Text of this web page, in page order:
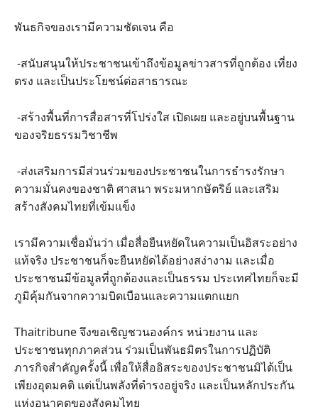
พันธกิจของเรามีความชัดเจน คือ
-สนับสนุนให้ประชาชนเข้าถึงข้อมูลข่าวสารที่ถูกต้อง เที่ยง
ตรง และเป็นประโยชน์ต่อสาธารณะ
-สร้างพื้นที่การสื่อสารที่โปร่งใส เปิดเผย และอยู่บนพื้นฐาน
ของจริยธรรมวิชาชีพ
-ส่งเสริมการมีส่วนร่วมของประชาชนในการธำรงรักษา
ความมั่นคงของชาติ ศาสนา พระมหากษัตริย์ และเสริม
สร้างสังคมไทยที่เข้มแข็ง
เรามีความเชื่อมั่นว่า เมื่อสื่อยืนหยัดในความเป็นอิสระอย่าง
แท้จริง ประชาชนก็จะยืนหยัดได้อย่างสง่างาม และเมื่อ
ประชาชนมีข้อมูลที่ถูกต้องและเป็นธรรม ประเทศไทยก็จะมี
ภูมิคุ้มกันจากความบิดเบือนและความแตกแยก
Thaitribune จึงขอเชิญชวนองค์กร หน่วยงาน และ
ประชาชนทุกภาคส่วน ร่วมเป็นพันธมิตรในการปฏิบัติ
ภารกิจสำคัญครั้งนี้ เพื่อให้สื่ออิสระของประชาชนมิได้เป็น
เพียงอุดมคติ แต่เป็นพลังที่ดำรงอยู่จริง และเป็นหลักประกัน
แห่งอนาคตของสังคมไทย